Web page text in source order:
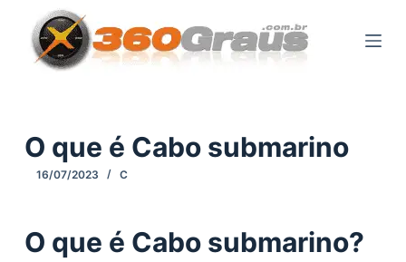
p
o
O que é Cabo submarino
16/07/2023 C
O que é Cabo submarino?